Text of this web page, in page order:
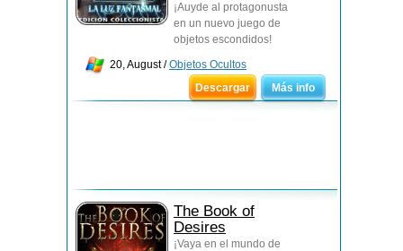
¡Auyde al protagonusta
en un nuevo juego de
objetos escondidos!
20, August /Objetos Ocultos
Descargar
Más info
The Book of
Desires
¡Vaya en el mundo de